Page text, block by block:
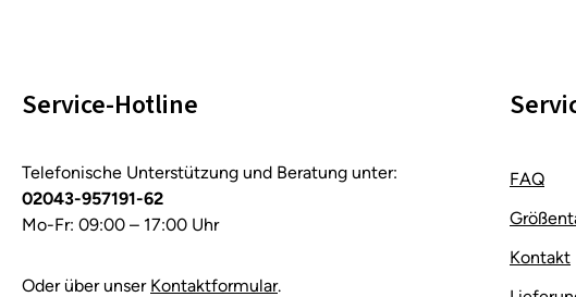
Service-Hotline
Telefonische Unterstützung und Beratung unter:
02043-957191-62
Mo-Fr: 09:00 – 17:00 Uhr
Oder über unser Kontaktformular.
FAQ
Kontakt